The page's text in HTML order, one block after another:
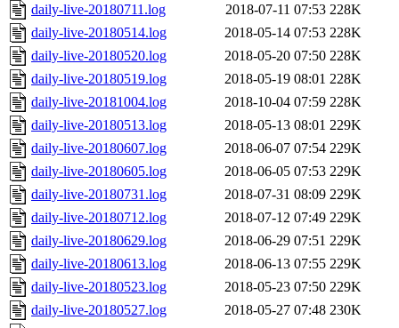
daily-live-20180711.log
2018-07-11 07:53 228K
daily-live-20180514.log
2018-05-14 07:53 228K
daily-live-20180520.log
2018-05-20 07:50 228K
daily-live-20180519.log
2018-05-19 08:01 228K
daily-live-20181004.log
2018-10-04 07:59 228K
daily-live-20180513.log
2018-05-13 08:01 229K
daily-live-20180607.log
2018-06-07 07:54 229K
daily-live-20180605.log
2018-06-05 07:53 229K
daily-live-20180731.log
2018-07-31 08:09 229K
daily-live-20180712.log
2018-07-12 07:49 229K
daily-live-20180629.log
2018-06-29 07:51 229K
daily-live-20180613.log
2018-06-13 07:55 229K
daily-live-20180523.log
2018-05-23 07:50 229K
daily-live-20180527.log
2018-05-27 07:48 230K